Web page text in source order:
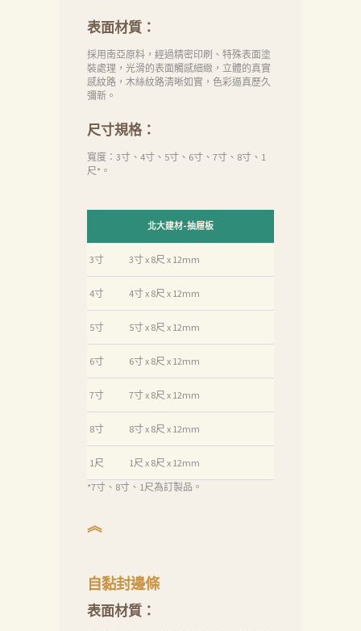
表面材質：
採用南亞原料，經過精密印刷、特殊表面塗
裝處理，光滑的表面觸感細緻，立體的真實
感紋路，木絲紋路清晰如實，色彩逼真歷久
彌新。
尺寸規格：
寬度：3寸、4寸、5寸、6寸、7寸、8寸、1
尺*。
北大建材-抽屜板
3寸 3寸 x 8尺 x 12mm
4寸 4寸 x 8尺 x 12mm
5寸 5寸 x 8尺 x 12mm
6寸 6寸 x 8尺 x 12mm
7寸 7寸 x 8尺 x 12mm
8寸 8寸 x 8尺 x 12mm
1尺
1尺 x 8尺 x 12mm
*7寸、8寸、1尺為訂製品。
︽
自黏封邊條
表面材質：